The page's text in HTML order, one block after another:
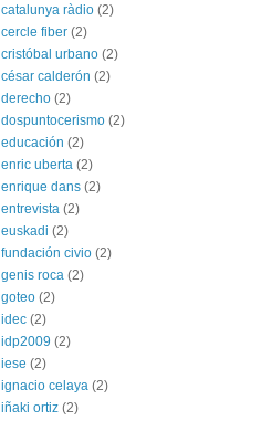
catalunya ràdio (2)
cercle fiber (2)
cristóbal urbano (2)
césar calderón (2)
derecho (2)
dospuntocerismo (2)
educación (2)
enric uberta (2)
enrique dans (2)
entrevista (2)
euskadi (2)
fundación civio (2)
genis roca (2)
goteo (2)
idec (2)
idp2009 (2)
iese (2)
ignacio celaya (2)
iñaki ortiz (2)